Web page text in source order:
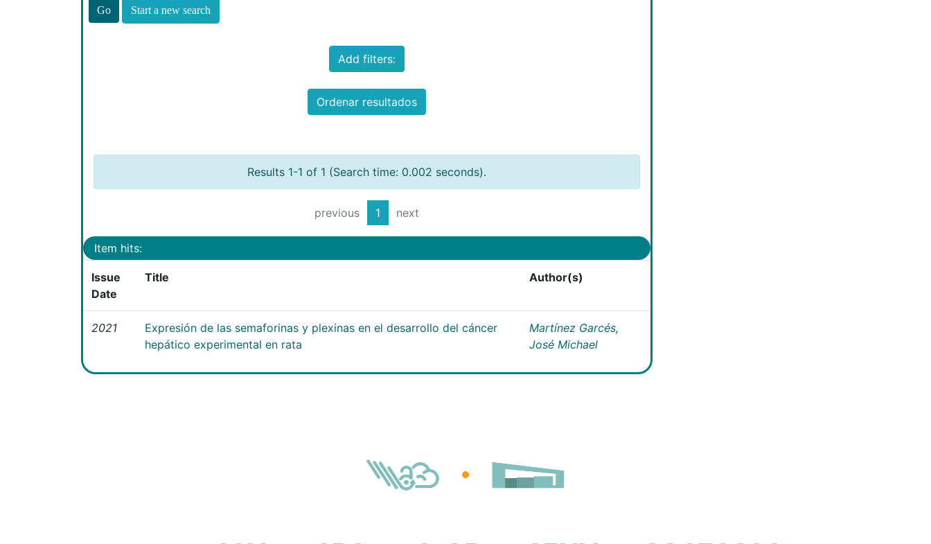
Start a new search
Add filters:
Ordenar resultados
Results 1-1 of 1 (Search time: 0.002 seconds).
previous 1 next
Item hits:
Issue
Date
Title Author(s)
2021
Expresión de las semaforinas y plexinas en el desarrollo del cáncer
hepático experimental en rata
Martínez Garcés,
José Michael